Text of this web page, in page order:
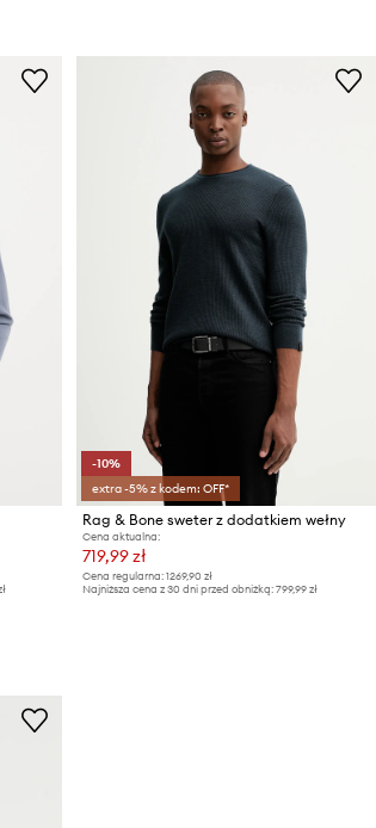
-10%
extra -5% z kodem: OFF*
Rag & Bone sweter z dodatkiem wełny
Cena aktualna:
719,99 zł
Cena regularna: 1269,90 zł
Najniższa cena z 30 dni przed obniżką: 799,99 zł